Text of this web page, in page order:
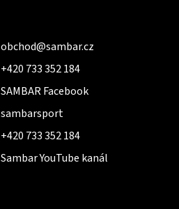
obchod@sambar.cz
+420 733 352 184
SAMBAR Facebook
sambarsport
+420 733 352 184
Sambar YouTube kanál